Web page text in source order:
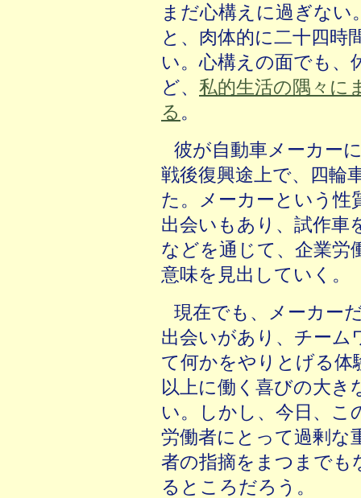
まだ心構えに過ぎない
と、肉体的に二十四時
い。心構えの面でも、
ど、 私的生活の隅々に
る 。
彼が自動車メーカー
戦後復興途上で、四輪
た。メーカーという性
出会いもあり、試作車
などを通じて、企業労
意味を見出していく。
現在でも、メーカー
出会いがあり、チーム
て何かをやりとげる体
以上に働く喜びの大
い。しかし、今日、こ
労働者にとって過剰な
者の指摘をまつまでも
るところだろう。